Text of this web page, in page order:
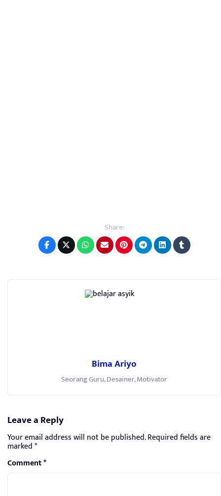
Share:
Bima Ariyo
Seorang Guru, Desainer, Motivator
Leave a Reply
Your email address will not be published.Required fields are
marked*
Comment*